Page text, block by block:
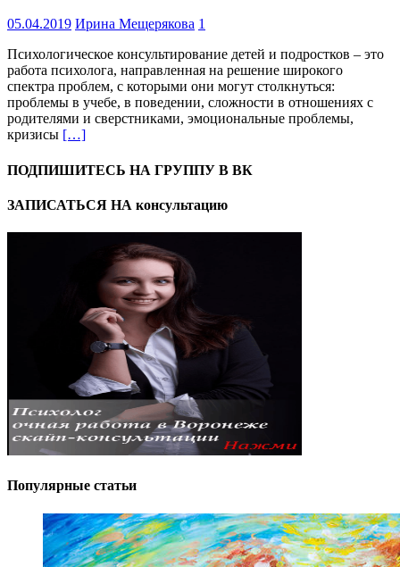
05.04.2019 Ирина Мещерякова 1
Психологическое консультирование детей и подростков – это
работа психолога, направленная на решение широкого
спектра проблем, с которыми они могут столкнуться:
проблемы в учебе, в поведении, сложности в отношениях с
родителями и сверстниками, эмоциональные проблемы,
кризисы […]
ПОДПИШИТЕСЬ НА ГРУППУ В ВК
ЗАПИСАТЬСЯ НА консультацию
Популярные статьи